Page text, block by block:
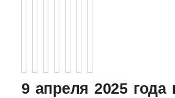
9 апреля 2025 года